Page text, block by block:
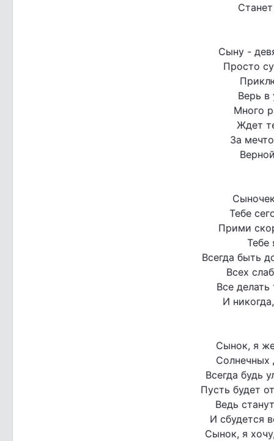
Сыну -
Просто
Верь в
Много
Ждет
За
Тебе
Прими
Тебе
Всегда быть
Всех
Все
И
Сынок, я
Солнечных
Всегда будь
Пусть будет
Ведь
И сбудется
Сынок, я